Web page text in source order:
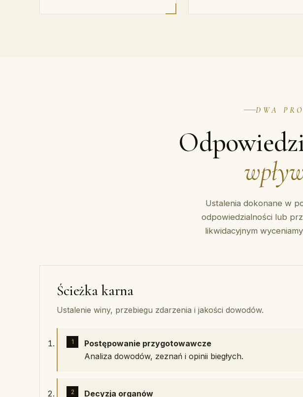
DWA
Ustalenia dokonane w
odpowiedzialności lub
likwidacyjnym
Ścieżka karna
Ustalenie winy, przebiegu zdarzenia i jakości dowodów.
Postępowanie przygotowawcze
Analiza dowodów, zeznań i opinii biegłych.
Decyzja organów